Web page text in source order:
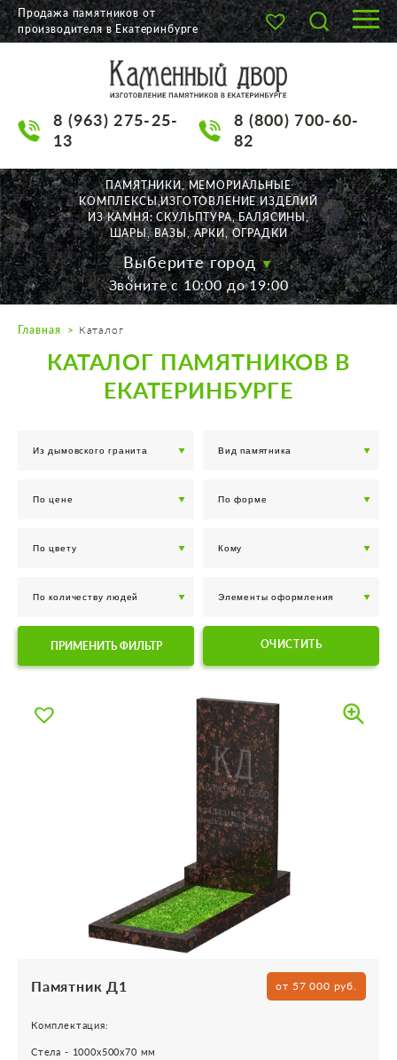
О КОМПАНИИ
НАШИ РАБОТЫ
АКЦИИ
ДОСТАВКА
КОНТАКТЫ
K2532513@yandex.ru
Пн. — Пт. с 10:00 до 19:00
Воскресенье по договор.
Продажа памятников от
производителя в Екатеринбурге
8 (963) 275-25-
13
8 (800) 700-60-
82
ПАМЯТНИКИ, МЕМОРИАЛЬНЫЕ
КОМПЛЕКСЫ,ИЗГОТОВЛЕНИЕ ИЗДЕЛИЙ
ИЗ КАМНЯ: СКУЛЬПТУРА, БАЛЯСИНЫ,
ШАРЫ, ВАЗЫ, АРКИ, ОГРАДКИ
Выберите город
Звоните с 10:00 до 19:00
Главная Каталог
КАТАЛОГ ПАМЯТНИКОВ В
ЕКАТЕРИНБУРГЕ
ПРИМЕНИТЬ ФИЛЬТР ОЧИСТИТЬ
Памятник Д1 от 57 000 руб.
Комплектация:
Стела - 1000х500х70 мм